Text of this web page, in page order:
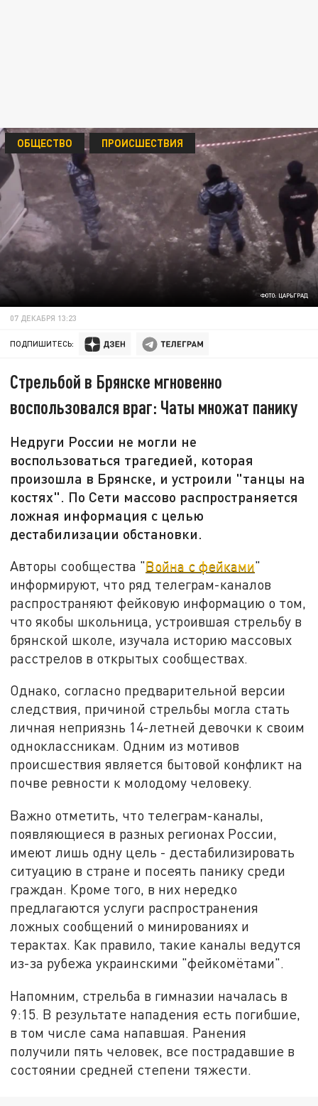
ФОТО: ЦАРЬГРАД
ОБЩЕСТВО ПРОИСШЕСТВИЯ
07 ДЕКАБРЯ 13:23
ПОДПИШИТЕСЬ:
Стрельбой в Брянске мгновенно
воспользовался враг: Чаты множат панику
Недруги России не могли не
воспользоваться трагедией, которая
произошла в Брянске, и устроили "танцы на
костях". По Сети массово распространяется
ложная информация с целью
дестабилизации обстановки.
Авторы сообщества "Война с фейками"
информируют, что ряд телеграм-каналов
распространяют фейковую информацию о том,
что якобы школьница, устроившая стрельбу в
брянской школе, изучала историю массовых
расстрелов в открытых сообществах.
Однако, согласно предварительной версии
следствия, причиной стрельбы могла стать
личная неприязнь 14-летней девочки к своим
одноклассникам. Одним из мотивов
происшествия является бытовой конфликт на
почве ревности к молодому человеку.
Важно отметить, что телеграм-каналы,
появляющиеся в разных регионах России,
имеют лишь одну цель - дестабилизировать
ситуацию в стране и посеять панику среди
граждан. Кроме того, в них нередко
предлагаются услуги распространения
ложных сообщений о минированиях и
терактах. Как правило, такие каналы ведутся
из-за рубежа украинскими "фейкомётами".
Напомним, стрельба в гимназии началась в
9:15. В результате нападения есть погибшие,
в том числе сама напавшая. Ранения
получили пять человек, все пострадавшие в
состоянии средней степени тяжести.